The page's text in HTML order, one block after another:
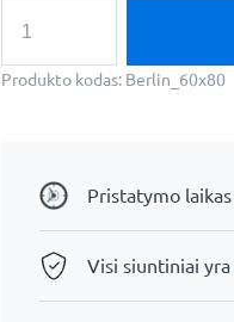
kiekis:
Vonios
Produkto kodas: Berlin_60x80
Pristatymo laikas
Visi siuntiniai yra